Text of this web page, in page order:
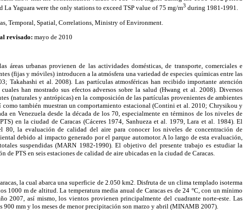
Yaguara were the only stations to exceed TSP value of 75 mg/m3 during 1981-1991.
Temporal, Spatial, Correlations, Ministry of Environment.
revisado: mayo de 2010
áreas urbanas provienen de las actividades domésticas, de transporte, comerciales e
(fijas y móviles) introducen a la atmósfera una variedad de especies químicas entre las
Takahashi et al. 2008). Las partículas atmosféricas han recibido importante atención
han mostrado sus efectos adversos sobre la salud (Hwang et al. 2008). Diversos
(naturales y antrópicas) en la composición de las partículas provenientes de ambientes
también muestran un comportamiento estacional (Contini et al. 2010; Chrysikou y
en Venezuela desde la década de los 70, especialmente en términos de los niveles de
en la ciudad de Caracas (Cáceres 1974, Sanhueza et al. 1979, Lara et al. 1984). El
la evaluación de calidad del aire para conocer los niveles de concentración de
debido al impacto generado por el parque automotor. A lo largo de esta evaluación,
suspendidas (MARN 1982-1990). El objetivo del presente trabajo es estudiar la
PTS en seis estaciones de calidad de aire ubicadas en la ciudad de Caracas.
la cual abarca una superficie de 2.050 km2. Disfruta de un clima templado isoterma
1000 m de altitud. La temperatura media anual de Caracas es de 24 °C, con un mínimo
2007, así mismo, los vientos provienen principalmente del cuadrante norte-este. Las
900 mm y los meses de menor precipitación son marzo y abril (MINAMB 2007).